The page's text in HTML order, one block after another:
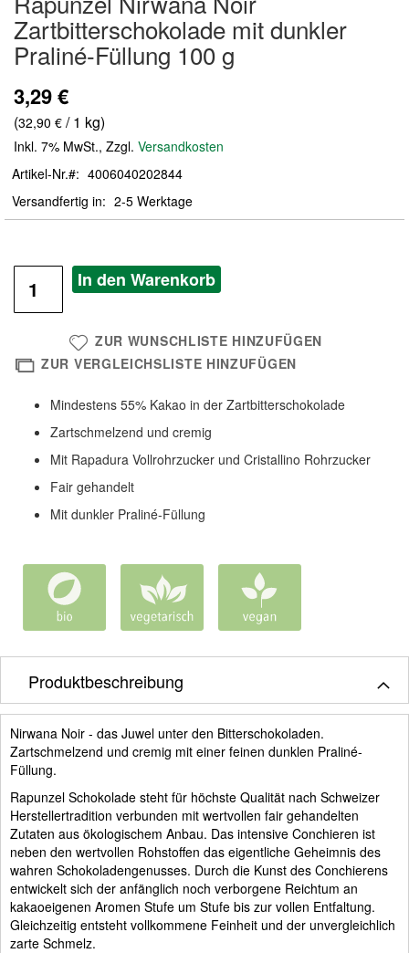
der
Bildergalerie
springen
Zartbitterschokolade mit dunkler
Praliné-Füllung 100 g
3,29 €
(32,90 € / 1 kg)
Inkl. 7% MwSt., Zzgl. Versandkosten
Artikel-Nr.
4006040202844
Versandfertig in
2-5 Werktage
In den Warenkorb
ZUR WUNSCHLISTE HINZUFÜGEN
ZUR VERGLEICHSLISTE HINZUFÜGEN
Mindestens 55% Kakao in der Zartbitterschokolade
Zartschmelzend und cremig
Mit Rapadura Vollrohrzucker und Cristallino Rohrzucker
Fair gehandelt
Mit dunkler Praliné-Füllung
Produktbeschreibung
Nirwana Noir - das Juwel unter den Bitterschokoladen.
Zartschmelzend und cremig mit einer feinen dunklen Praliné-
Füllung.
Rapunzel Schokolade steht für höchste Qualität nach Schweizer
Herstellertradition verbunden mit wertvollen fair gehandelten
Zutaten aus ökologischem Anbau. Das intensive Conchieren ist
neben den wertvollen Rohstoffen das eigentliche Geheimnis des
wahren Schokoladengenusses. Durch die Kunst des Conchierens
entwickelt sich der anfänglich noch verborgene Reichtum an
kakaoeigenen Aromen Stufe um Stufe bis zur vollen Entfaltung.
Gleichzeitig entsteht vollkommene Feinheit und der unvergleichlich
zarte Schmelz.